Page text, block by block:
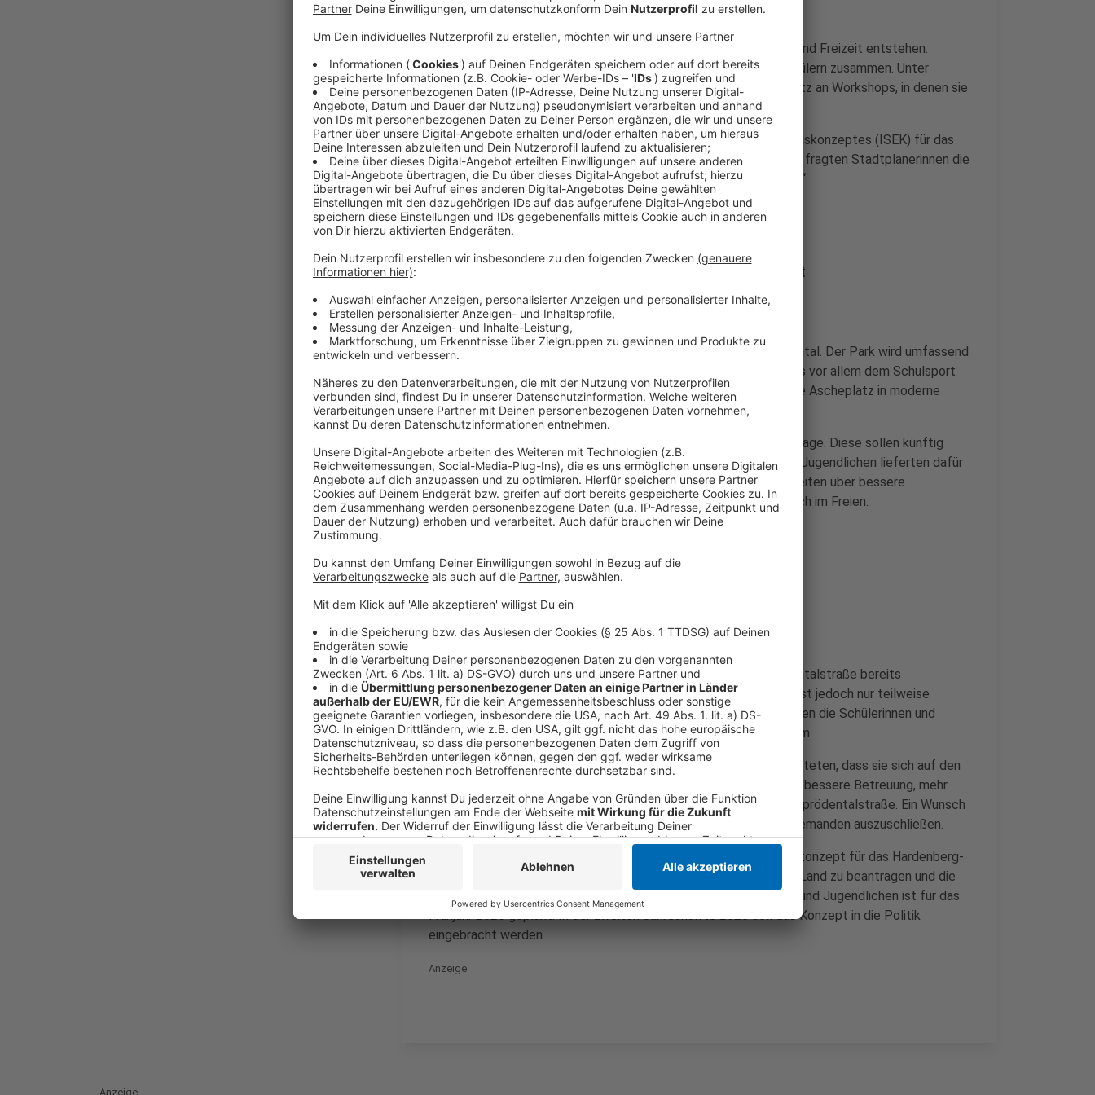
Am Sprödentalplatz in Krefeld sollen mehr Freiflächen für Sport und Freizeit entstehen.
Deshalb arbeitet die Stadt Krefeld eng mit Schülerinnen und Schülern zusammen. Unter
anderem beteiligen sich Jugendliche der Gesamtschule Kaiserplatz an Workshops, in denen sie
ihre Ideen und Wünsche einbringen können.
Die Beteiligung ist Teil der Entwicklung des Integrierten Handlungskonzeptes (ISEK) für das
Hardenberg- und das Kronprinzenviertel. Bereits zum zweiten Mal fragten Stadtplanerinnen die
Jugendlichen: „Wie soll eine Stadt aussehen, in der ihr gerne lebt?“
Anzeige
Sportpark Sprödental wird saniert und weiterentwickelt
Anzeige
Ein Schwerpunkt der Workshops liegt auf dem Sportpark Sprödental. Der Park wird umfassend
saniert, unter anderem wird die Leichtathletikanlage erneuert, was vor allem dem Schulsport
zugutekommt. Außerdem sollen das Großspielfeld und der frühere Ascheplatz in moderne
Kunststoffspielfelder umgewandelt werden.
Darüber hinaus geht es um die Nebenflächen rund um die Sportanlage. Diese sollen künftig
stärker für Sport- und Bewegungsangebote genutzt werden. Die Jugendlichen lieferten dafür
zahlreiche konkrete Vorschläge – von zusätzlichen Sitzgelegenheiten über bessere
Basketballflächen bis hin zu einem frei zugänglichen Fitnessbereich im Freien.
Viele Kinder und Jugendliche nutzen die Freifläche an der Sprödentalstraße bereits
regelmäßig. Dort gibt es aktuell zwei Basketballkörbe, der Platz ist jedoch nur teilweise
gepflastert. Sitzmöglichkeiten fehlen. In Kleingruppen entwickelten die Schülerinnen und
Schüler Ideen zur Umgestaltung und priorisierten diese gemeinsam.
Ein wichtiges Thema war auch Sicherheit. Die Jugendlichen berichteten, dass sie sich auf den
Freiflächen und Wegen nicht immer wohlfühlen. Diskutiert wurden bessere Betreuung, mehr
Ansprechpersonen und sichere Querungen der stark befahrenen Sprödentalstraße. Ein Wunsch
war hier eine Ampel. Gleichzeitig war den Jugendlichen wichtig, niemanden auszuschließen.
Die Ergebnisse aus den Workshops fließen in das neue Handlungskonzept für das Hardenberg-
und Kronprinzenviertel ein. Ziel ist es, Fördergelder von Bund und Land zu beantragen und die
Quartiere aufzuwerten. Ein weiterer Workshop mit Anwohnenden und Jugendlichen ist für das
Frühjahr 2026 geplant. In der zweiten Jahreshälfte 2026 soll das Konzept in die Politik
eingebracht werden.
Anzeige
Anzeige